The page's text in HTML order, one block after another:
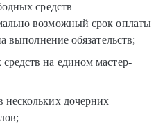
средств –
возможный срок оплаты
выполнение обязательств;
на едином мастер-
нескольких дочерних